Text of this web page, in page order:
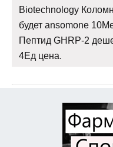
Biotechnology
будет ansomone
Пептид GHRP-2
4Ед цена.